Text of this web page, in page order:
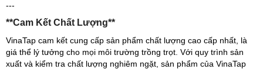
---
**Cam Kết Chất Lượng**
VinaTap cam kết cung cấp sản phẩm chất lượng cao cấp nhất, là
giá thể lý tưởng cho mọi môi trường trồng trọt. Với quy trình sản
xuất và kiểm tra chất lượng nghiêm ngặt, sản phẩm của VinaTap